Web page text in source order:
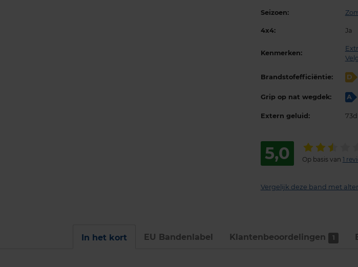
Seizoen:
4x4: Ja
Kenmerken:
Brandstofefficiëntie: D
Grip op nat wegdek: A
Extern geluid:
5,0 Op basis van 1
Vergelijk deze band met
In het kort EU Bandenlabel Klantenbeoordelingen 1